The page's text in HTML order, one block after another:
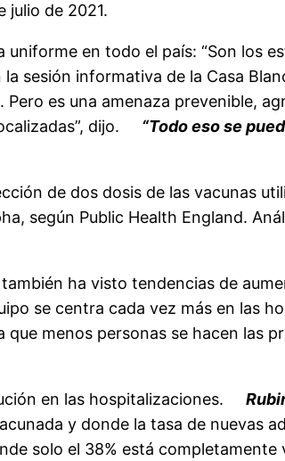
julio de 2021.
en todo el país: “Son los
sesión informativa de la Casa
es una amenaza prevenible,
dijo.
“Todo eso se
de dos dosis de las vacunas
según Public Health England.
ha visto tendencias de
se centra cada vez más en las
menos personas se hacen las
en las hospitalizaciones.
y donde la tasa de nuevas
solo el 38% está completamente